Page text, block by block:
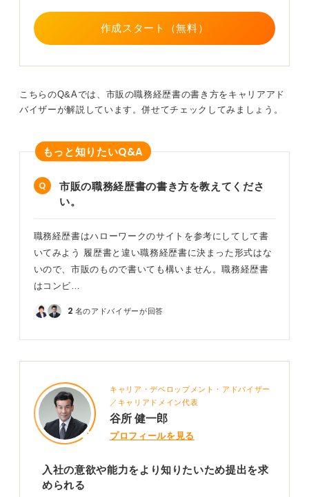
書類上で「改めてここを見たい」という明確な意図があ
るとは限りませんが、職務経歴書で「詳細を確認した
い」ということはありえます。企業によってはサイト上
ます。
転職の際は転職サイトに載せる情報と一緒に、あらかじ
対応できますよ。一度用意しておけば、変更があっても
追記すれば良いので、さほど手間はかかりません。
作成スタート（無料）
こちらのQ&Aでは、市販の職務経歴書の書き方をキャリアアド
バイザーが解説しています。併せてチェックしてみましょう。
もっと知りたいQ&A
市販の職務経歴書の書き方を教えてくださ
い。
職務経歴書はハローワークのサイトを参考にしてして書
いてみよう 履歴書と違い職務経歴書に決まった形式はな
いので、市販のもので書いても構いません。職務経歴書
はコンビ…
2 名のアドバイザーが回答
キャリア・デベロップメント・アドバイザー
／キャリアドメイン代表
谷所 健一郎
プロフィールを見る
入社の意欲や能力をより知りたいため提出を求
められる